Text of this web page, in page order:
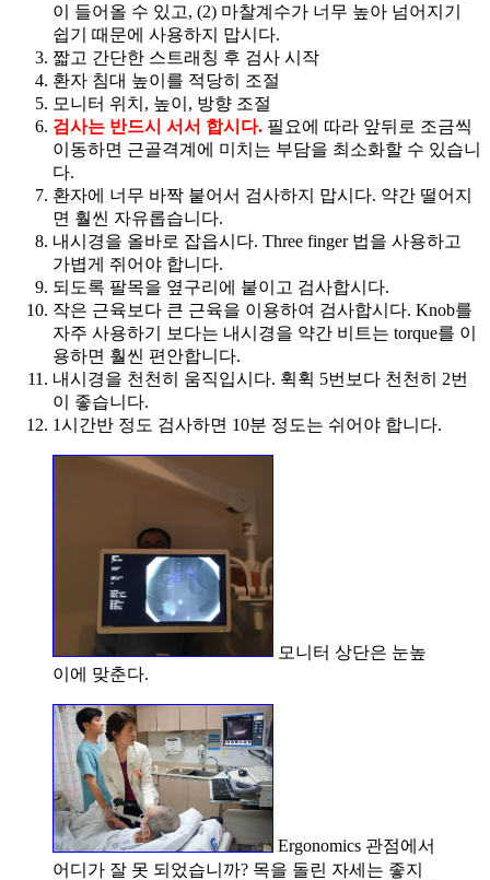
이 들어올 수 있고, (2) 마찰계수가 너무 높아 넘어지기
쉽기 때문에 사용하지 맙시다.
짧고 간단한 스트래칭 후 검사 시작
환자 침대 높이를 적당히 조절
모니터 위치, 높이, 방향 조절
검사는 반드시 서서 합시다. 필요에 따라 앞뒤로 조금씩
이동하면 근골격계에 미치는 부담을 최소화할 수 있습니
다.
환자에 너무 바짝 붙어서 검사하지 맙시다. 약간 떨어지
면 훨씬 자유롭습니다.
내시경을 올바로 잡읍시다. Three finger 법을 사용하고
가볍게 쥐어야 합니다.
되도록 팔목을 옆구리에 붙이고 검사합시다.
작은 근육보다 큰 근육을 이용하여 검사합시다. Knob를
자주 사용하기 보다는 내시경을 약간 비트는 torque를 이
용하면 훨씬 편안합니다.
내시경을 천천히 움직입시다. 휙휙 5번보다 천천히 2번
이 좋습니다.
1시간반 정도 검사하면 10분 정도는 쉬어야 합니다.
모니터 상단은 눈높
이에 맞춘다.
Ergonomics 관점에서
어디가 잘 못 되었습니까? 목을 돌린 자세는 좋지